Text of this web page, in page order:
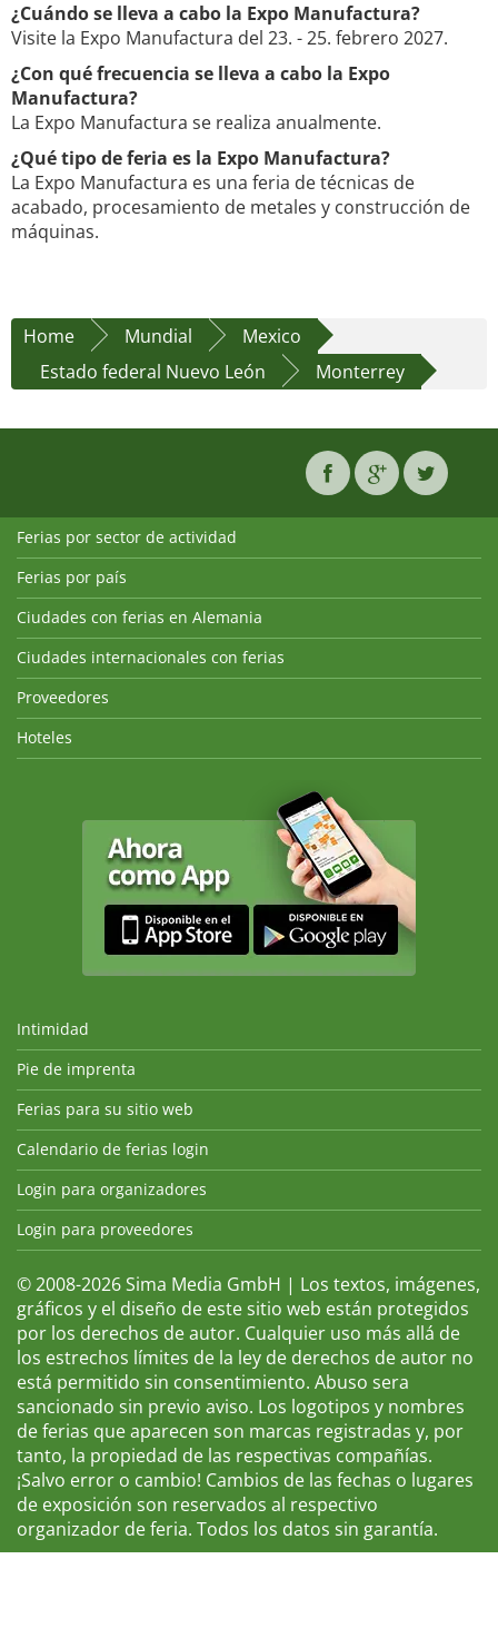
¿Cuándo se lleva a cabo la Expo Manufactura?
Visite la Expo Manufactura del 23. - 25. febrero 2027.
¿Con qué frecuencia se lleva a cabo la Expo
Manufactura?
La Expo Manufactura se realiza anualmente.
¿Qué tipo de feria es la Expo Manufactura?
La Expo Manufactura es una feria de técnicas de
acabado, procesamiento de metales y construcción de
máquinas.
Home Mundial
Mexico
Estado federal Nuevo León
Monterrey
Ferias por sector de actividad
Ferias por país
Ciudades con ferias en Alemania
Ciudades internacionales con ferias
Proveedores
Hoteles
Intimidad
Pie de imprenta
Ferias para su sitio web
Calendario de ferias login
Login para organizadores
Login para proveedores
© 2008-2026 Sima Media GmbH | Los textos, imágenes,
gráficos y el diseño de este sitio web están protegidos
por los derechos de autor. Cualquier uso más allá de
los estrechos límites de la ley de derechos de autor no
está permitido sin consentimiento. Abuso sera
sancionado sin previo aviso. Los logotipos y nombres
de ferias que aparecen son marcas registradas y, por
tanto, la propiedad de las respectivas compañías.
¡Salvo error o cambio! Cambios de las fechas o lugares
de exposición son reservados al respectivo
organizador de feria. Todos los datos sin garantía.